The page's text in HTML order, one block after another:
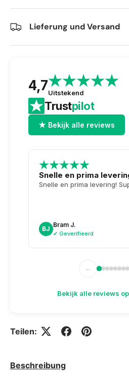
Lieferung und Versand
4,7Uitstekend
Trustpilot
★ Bekijk alle reviews
Snelle en prima
Snelle en prima levering!
BJ
Bram J.
✔ Geverifieerd
←
Bekijk alle reviews
Teilen:
Beschreibung